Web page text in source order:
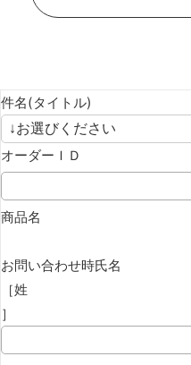
件名(タイトル)
オーダーＩＤ
商品名
お問い合わせ時氏名
［姓
］